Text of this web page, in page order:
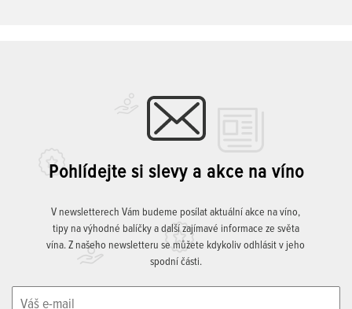
Pohlídejte si slevy a akce na víno
V newsletterech Vám budeme posílat aktuální akce na víno,
tipy na výhodné balíčky a další zajímavé informace ze světa
vína. Z našeho newsletteru se můžete kdykoliv odhlásit v jeho
spodní části.